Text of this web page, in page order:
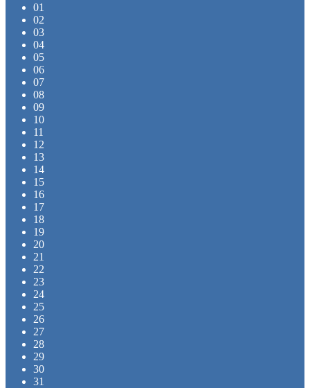
01
02
03
04
05
06
07
08
09
10
11
12
13
14
15
16
17
18
19
20
21
22
23
24
25
26
27
28
29
30
31